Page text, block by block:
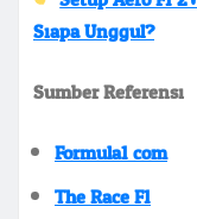
Siapa Unggul?
Sumber Referensi:
Formula1.com
The Race F1